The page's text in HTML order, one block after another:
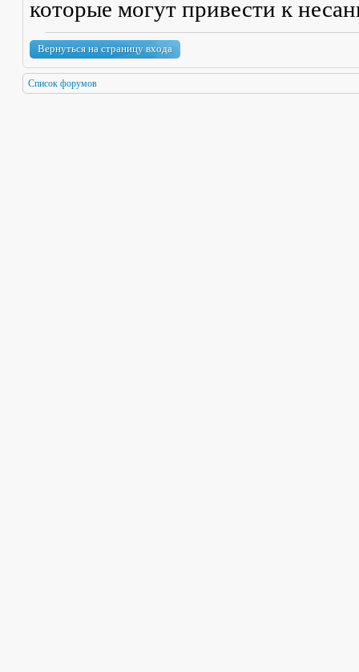
которые могут привести к
Вернуться на страницу входа
Список форумов